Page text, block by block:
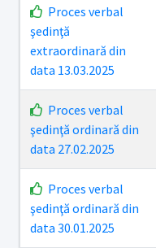
Proces verbal
şedinţă
extraordinară din
data 13.03.2025
Proces verbal
şedinţă ordinară din
data 27.02.2025
Proces verbal
şedinţă ordinară din
data 30.01.2025